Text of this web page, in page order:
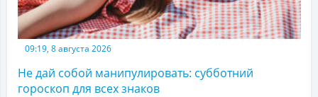
09:19, 8 августа 2026
Не дай собой манипулировать: субботний
гороскоп для всех знаков